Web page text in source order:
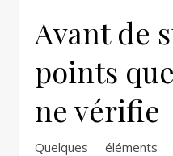
Avant de
points
ne vérifie
Quelques